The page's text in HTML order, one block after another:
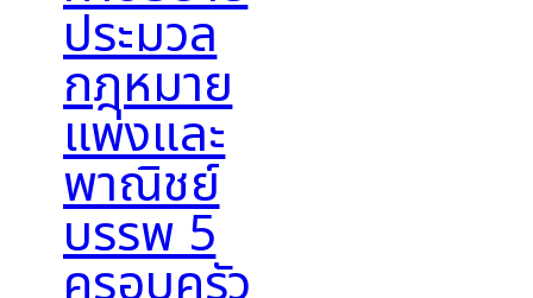
ประมวล
กฎหมาย
แพ่งและ
พาณิชย์
บรรพ 5